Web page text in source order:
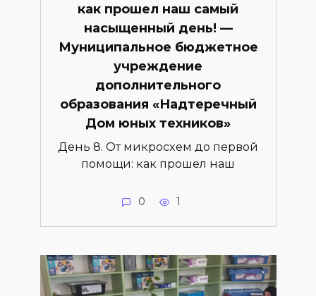
как прошел наш самый
насыщенный день! —
Муниципальное бюджетное
учреждение
дополнительного
образования «Надтеречный
Дом юных техников»
День 8. От микросхем до первой
помощи: как прошел наш
0 1